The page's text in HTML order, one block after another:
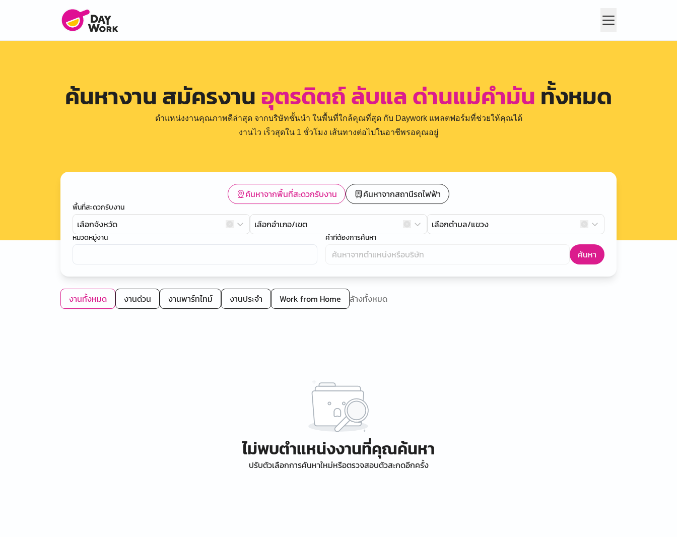
ค้นหางาน สมัครงานอุตรดิตถ์ ลับแล ด่านแม่คำมัน ทั้งหมด
ตำแหน่งงานคุณภาพดีล่าสุด จากบริษัทชั้นนำ ในพื้นที่ใกล้คุณที่สุด กับ Daywork แพลตฟอร์มที่ช่วยให้คุณได้
งานไว เร็วสุดใน 1 ชั่วโมง เส้นทางต่อไปในอาชีพรอคุณอยู่
ค้นหาจากพื้นที่สะดวกรับงาน ค้นหาจากสถานีรถไฟฟ้า
พื้นที่สะดวกรับงาน
เลือกจังหวัด เลือกอำเภอ/เขต เลือกตำบล/แขวง
หมวดหมู่งาน คำที่ต้องการค้นหา
ค้นหา
งานทั้งหมด งานด่วน งานพาร์ทไทม์ งานประจำ Work from Home ล้างทั้งหมด
ไม่พบตำแหน่งงานที่คุณค้นหา
ปรับตัวเลือกการค้นหาใหม่หรือตรวจสอบตัวสะกดอีกครั้ง